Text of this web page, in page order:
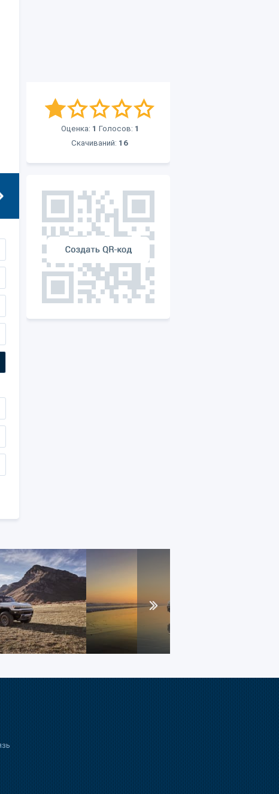
Оценка: 1 Голосов: 1
Скачиваний: 16